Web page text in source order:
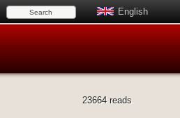
English
23664 reads